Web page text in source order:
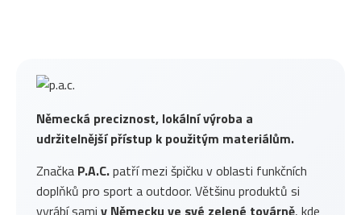
Německá preciznost, lokální výroba a
udržitelnější přístup k použitým materiálům.
Značka P.A.C.patří mezi špičku v oblasti funkčních
doplňků pro sport a outdoor. Většinu produktů si
vyrábí sami v Německu ve své zelené továrně, kde